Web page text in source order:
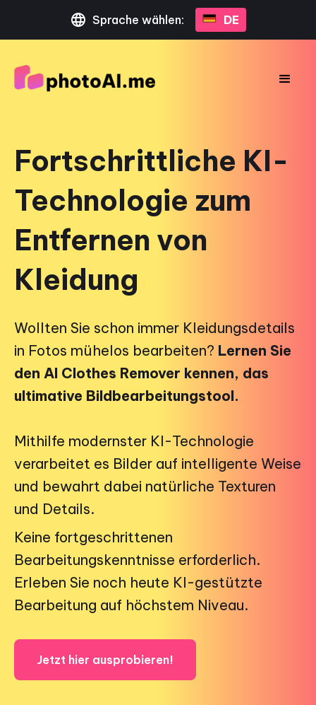
Sprache wählen: DE
Fortschrittliche KI-
Technologie zum
Entfernen von
Kleidung
Wollten Sie schon immer Kleidungsdetails
in Fotos mühelos bearbeiten? Lernen Sie
den AI Clothes Remover kennen, das
ultimative Bildbearbeitungstool.
Mithilfe modernster KI-Technologie
verarbeitet es Bilder auf intelligente Weise
und bewahrt dabei natürliche Texturen
und Details.
Keine fortgeschrittenen
Bearbeitungskenntnisse erforderlich.
Erleben Sie noch heute KI-gestützte
Bearbeitung auf höchstem Niveau.
Jetzt hier ausprobieren!